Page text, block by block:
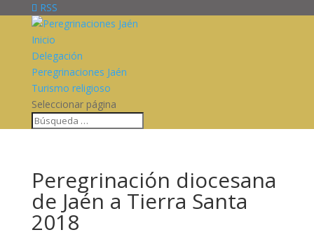
RSS
Inicio
Delegación
Peregrinaciones Jaén
Turismo religioso
Seleccionar página
Peregrinación diocesana
de Jaén a Tierra Santa
2018